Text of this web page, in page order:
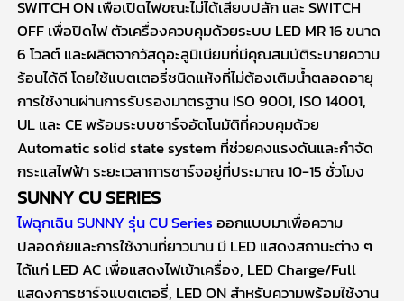
SWITCH ON เพื่อเปิดไฟขณะไม่ได้เสียบปลั๊ก และ SWITCH
OFF เพื่อปิดไฟ ตัวเครื่องควบคุมด้วยระบบ LED MR 16 ขนาด
6 โวลต์ และผลิตจากวัสดุอะลูมิเนียมที่มีคุณสมบัติระบายความ
ร้อนได้ดี โดยใช้แบตเตอรี่ชนิดแห้งที่ไม่ต้องเติมน้ำตลอดอายุ
การใช้งานผ่านการรับรองมาตรฐาน ISO 9001, ISO 14001,
UL และ CE พร้อมระบบชาร์จอัตโนมัติที่ควบคุมด้วย
Automatic solid state system ที่ช่วยคงแรงดันและกำจัด
กระแสไฟฟ้า ระยะเวลาการชาร์จอยู่ที่ประมาณ 10-15 ชั่วโมง
SUNNY CU SERIES
ไฟฉุกเฉิน SUNNYรุ่น CU Series ออกแบบมาเพื่อความ
ปลอดภัยและการใช้งานที่ยาวนาน มี LED แสดงสถานะต่าง ๆ
ได้แก่ LED AC เพื่อแสดงไฟเข้าเครื่อง, LED Charge/Full
แสดงการชาร์จแบตเตอรี่, LED ON สำหรับความพร้อมใช้งาน